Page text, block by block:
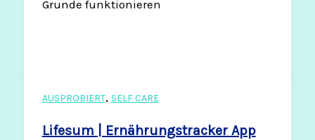
Grunde funktionieren
AUSPROBIERT, SELF CARE
Lifesum | Ernährungstracker App